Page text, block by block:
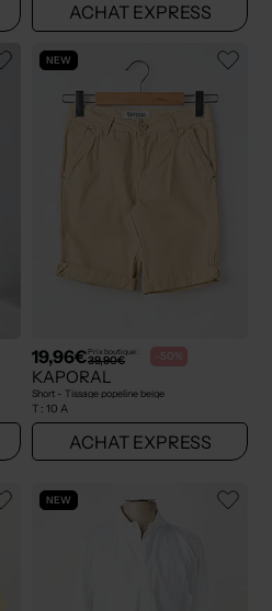
ACHAT EXPRESS
NEW
19,96€Prix boutique :
39,90€ -50%
KAPORAL
Short - Tissage popeline beige
T : 10 A
ACHAT EXPRESS
NEW